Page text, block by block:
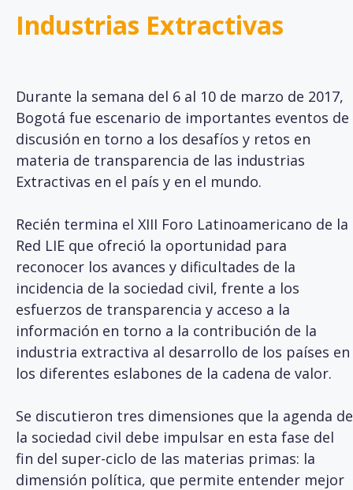
Industrias Extractivas
Durante la semana del 6 al 10 de marzo de 2017,
Bogotá fue escenario de importantes eventos de
discusión en torno a los desafíos y retos en
materia de transparencia de las industrias
Extractivas en el país y en el mundo.
Recién termina el XIII Foro Latinoamericano de la
Red LIE que ofreció la oportunidad para
reconocer los avances y dificultades de la
incidencia de la sociedad civil, frente a los
esfuerzos de transparencia y acceso a la
información en torno a la contribución de la
industria extractiva al desarrollo de los países en
los diferentes eslabones de la cadena de valor.
Se discutieron tres dimensiones que la agenda de
la sociedad civil debe impulsar en esta fase del
fin del super-ciclo de las materias primas: la
dimensión política, que permite entender mejor